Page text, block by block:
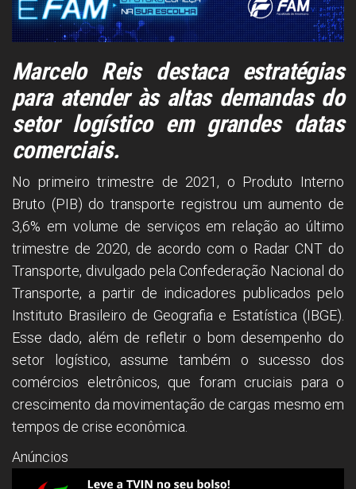
Marcelo Reis destaca estratégias
para atender às altas demandas do
setor logístico em grandes datas
comerciais.
No primeiro trimestre de 2021, o Produto Interno
Bruto (PIB) do transporte registrou um aumento de
3,6% em volume de serviços em relação ao último
trimestre de 2020, de acordo com o Radar CNT do
Transporte, divulgado pela Confederação Nacional do
Transporte, a partir de indicadores publicados pelo
Instituto Brasileiro de Geografia e Estatística (IBGE).
Esse dado, além de refletir o bom desempenho do
setor logístico, assume também o sucesso dos
comércios eletrônicos, que foram cruciais para o
crescimento da movimentação de cargas mesmo em
tempos de crise econômica.
Anúncios